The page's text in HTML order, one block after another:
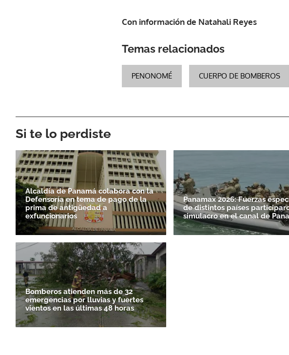
Gracias
Con información de Natahali Reyes
Temas relacionados
PENONOMÉ CUERPO DE BOMBEROS
Si te lo perdiste
Alcaldía de Panamá colabora con la
Defensoría en tema de pago de la
prima de antigüedad a
exfuncionarios
Panamax 2026: Fuerzas
de distintos países
simulacro en el canal de
Bomberos atienden más de 32
emergencias por lluvias y fuertes
vientos en las últimas 48 horas